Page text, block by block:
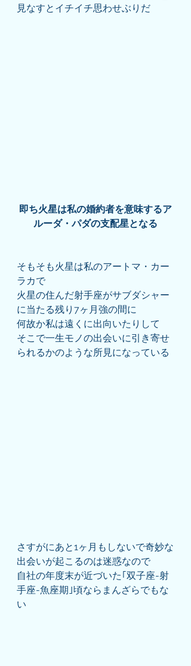
見なすとイチイチ思わせぶりだ
即ち火星は私の婚約者を意味するア
ルーダ・パダの支配星となる
そもそも火星は私のアートマ・カー
ラカで
火星の住んだ射手座がサブダシャー
に当たる残り7ヶ月強の間に
何故か私は遠くに出向いたりして
そこで一生モノの出会いに引き寄せ
られるかのような所見になっている
さすがにあと1ヶ月もしないで奇妙な
出会いが起こるのは迷惑なので
自社の年度末が近づいた｢双子座-射
手座-魚座期｣頃ならまんざらでもな
い